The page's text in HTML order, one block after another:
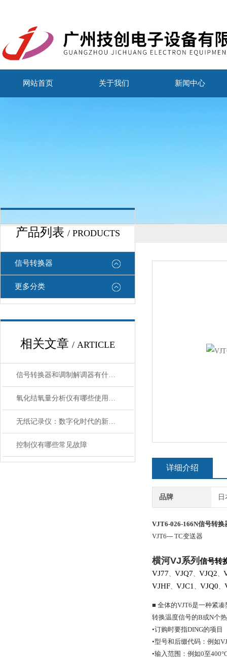
网站首页 关于我们 新闻中心
产品列表 / PRODUCTS
信号转换器
更多分类
相关文章 / ARTICLE
信号转换器和调制解调器有什么区别
氧化结氧量分析仪有哪些使用注意事项
无纸记录仪：数字化时代的新选择
控制仪有哪些常见故障
详细介绍
品牌
VJT6-026-166N信号转换
VJT6--- TC变送器
横河VJ系列 信号转
VJ77、 VJQ7、 VJQ2、
VJHF、 VJC1 、 VJQ0、
■ 全体的VJT6是一种紧
转换温度信号的B或N个
•订购时要指DING的项目
•型号和后缀代码：例如
•输入范围：例如0至